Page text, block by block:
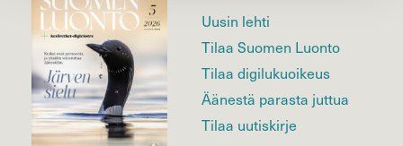
Uusin lehti
Tilaa Suomen Luonto
Tilaa digilukuoikeus
Äänestä parasta juttua
Tilaa uutiskirje